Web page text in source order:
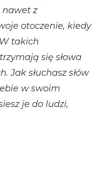
nawet z
otoczenie, kiedy
takich
się słowa
Jak słuchasz słów
w swoim
je do ludzi,